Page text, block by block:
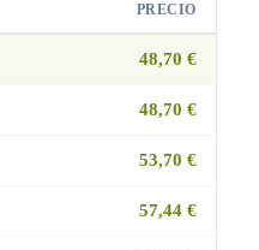
PRECIO
48,70 €
48,70 €
53,70 €
57,44 €